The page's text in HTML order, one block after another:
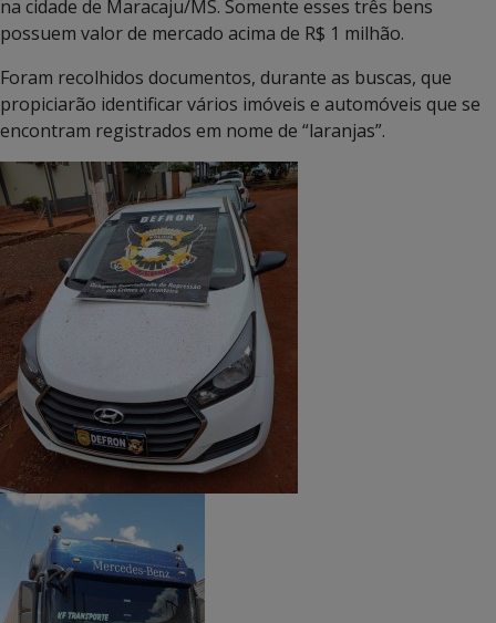
na cidade de Maracaju/MS. Somente esses três bens
possuem valor de mercado acima de R$ 1 milhão.
Foram recolhidos documentos, durante as buscas, que
propiciarão identificar vários imóveis e automóveis que se
encontram registrados em nome de “laranjas”.